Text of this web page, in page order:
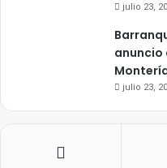
julio 23,
anuncio
julio 23,